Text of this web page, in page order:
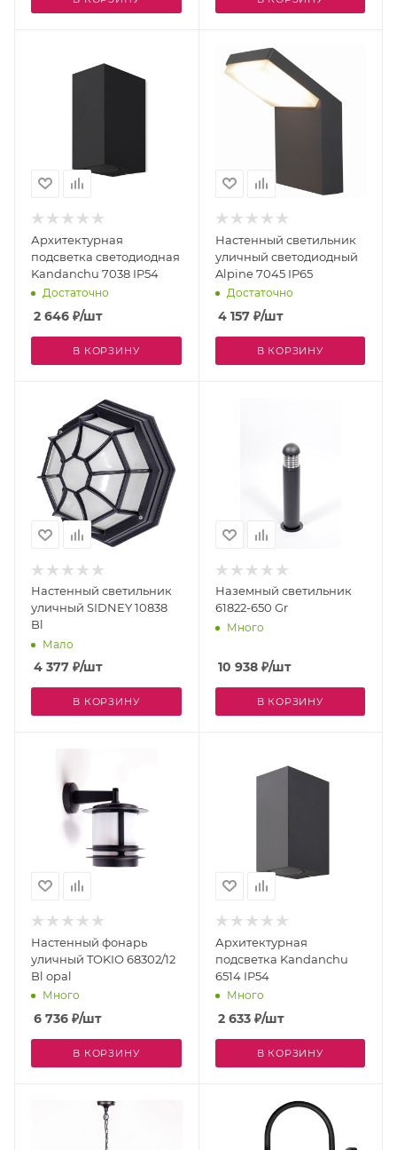
Архитектурная
подсветка светодиодная
Kandanchu 7038 IP54
Достаточно
2 646 ₽/шт
В КОРЗИНУ
Настенный светильник
уличный светодиодный
Alpine 7045 IP65
Достаточно
4 157₽/шт
В КОРЗИНУ
Настенный светильник
уличный SIDNEY 10838
Bl
Мало
4 377 ₽/шт
В КОРЗИНУ
Наземный светильник
61822-650 Gr
Много
10 938₽/шт
В КОРЗИНУ
Настенный фонарь
уличный TOKIO 68302/12
Bl opal
Много
6 736 ₽/шт
В КОРЗИНУ
Архитектурная
подсветка Kandanchu
6514 IP54
Много
2 633₽/шт
В КОРЗИНУ